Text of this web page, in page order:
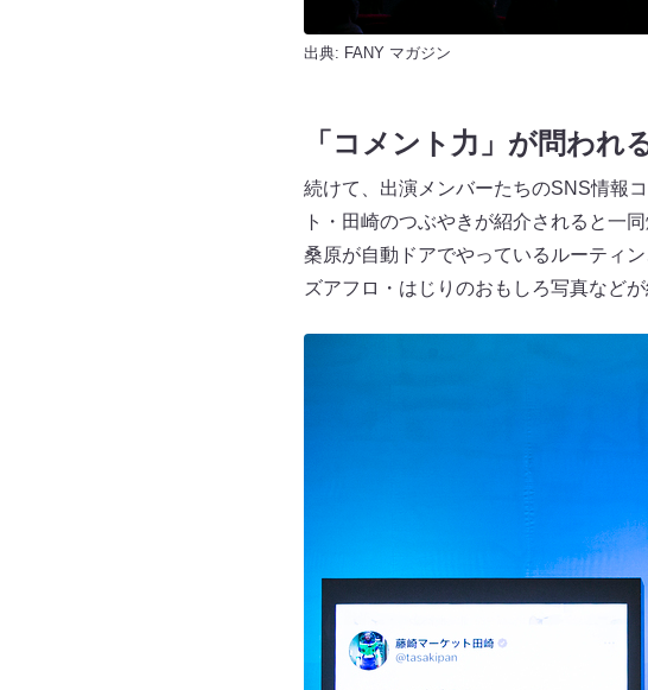
出典: FANY マガジン
「コメント力」が問われ
続けて、出演メンバーたちのSNS情報
ト・田崎のつぶやきが紹介されると一
桑原が自動ドアでやっているルーティ
ズアフロ・はじりのおもしろ写真などが